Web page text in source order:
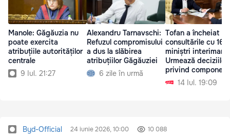
Manole: Găgăuzia nu
poate exercita
atribuțiile autorităților
centrale
9 Iul. 21:27
Alexandru Tarnavschi:
Refuzul compromisului
a dus la slăbirea
atribuțiilor Găgăuziei
6 zile în urmă
Tofan a încheiat
consultările cu 16
miniștri interimari:
Urmează deciziile
privind
Guvernului
14 Iul. 19:09
Byd-Official 24 iunie 2026, 10:00 10 088